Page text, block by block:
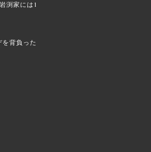
渕家には1
背負った